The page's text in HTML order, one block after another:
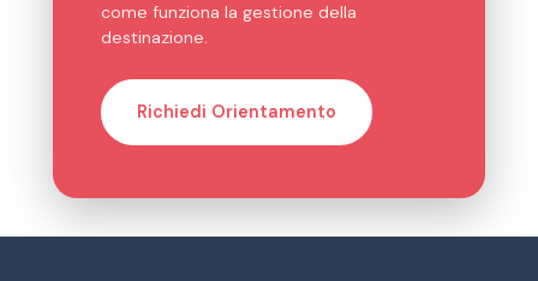
come funziona la gestione della
destinazione.
Richiedi Orientamento